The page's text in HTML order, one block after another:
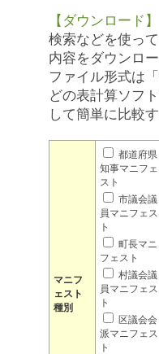
【ダウンロード】
検索などを使っ
内容をダウンロ
ファイル形式は
どの表計算ソフ
して簡単に比較
マニフ
ェスト
種別
都道府県
知事マニフェ
スト
市議会議
員マニフェス
ト
町長マニ
フェスト
村議会議
員マニフェス
ト
区議会会
派マニフェス
ト